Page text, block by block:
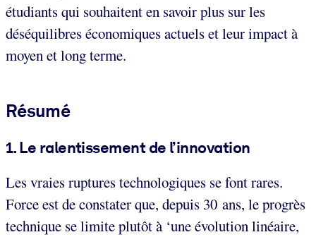
étudiants qui souhaitent en savoir plus sur les
déséquilibres économiques actuels et leur impact à
moyen et long terme.
Résumé
1. Le ralentissement de l’innovation
Les vraies ruptures technologiques se font rares.
Force est de constater que, depuis 30 ans, le progrès
technique se limite plutôt à ‘une évolution linéaire,